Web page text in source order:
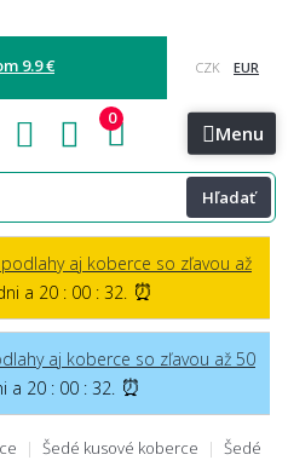
9.9 €
Menu
Hľadať
0
podlahy aj koberce so zľavou až
a 20 : 00 : 31. ⏰
aj koberce so zľavou až 50
a 20 : 00 : 31. ⏰
Šedé kusové koberce
Šedé